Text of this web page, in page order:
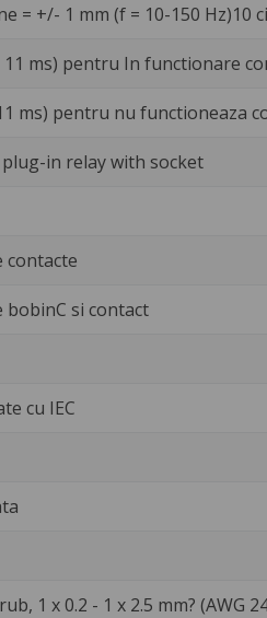
= +/- 1 mm (f = 10-150 Hz)10
11 ms) pentru In functionare
ms) pentru nu functioneaza
in relay with socket
contacte
bobinC si contact
cu IEC
1 x 0.2 - 1 x 2.5 mm? (AWG